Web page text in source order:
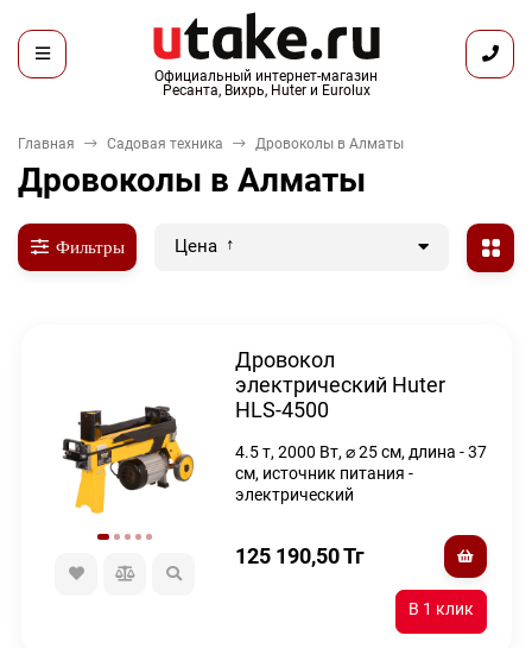
Официальный интернет-магазин
Ресанта, Вихрь, Huter и Eurolux
Главная Садовая техника Дровоколы в Алматы
Дровоколы в Алматы
Фильтры Цена
Дровокол
электрический Huter
HLS-4500
4.5 т, 2000 Вт, ⌀ 25 см, длина - 37
см, источник питания -
электрический
125 190,50Тг